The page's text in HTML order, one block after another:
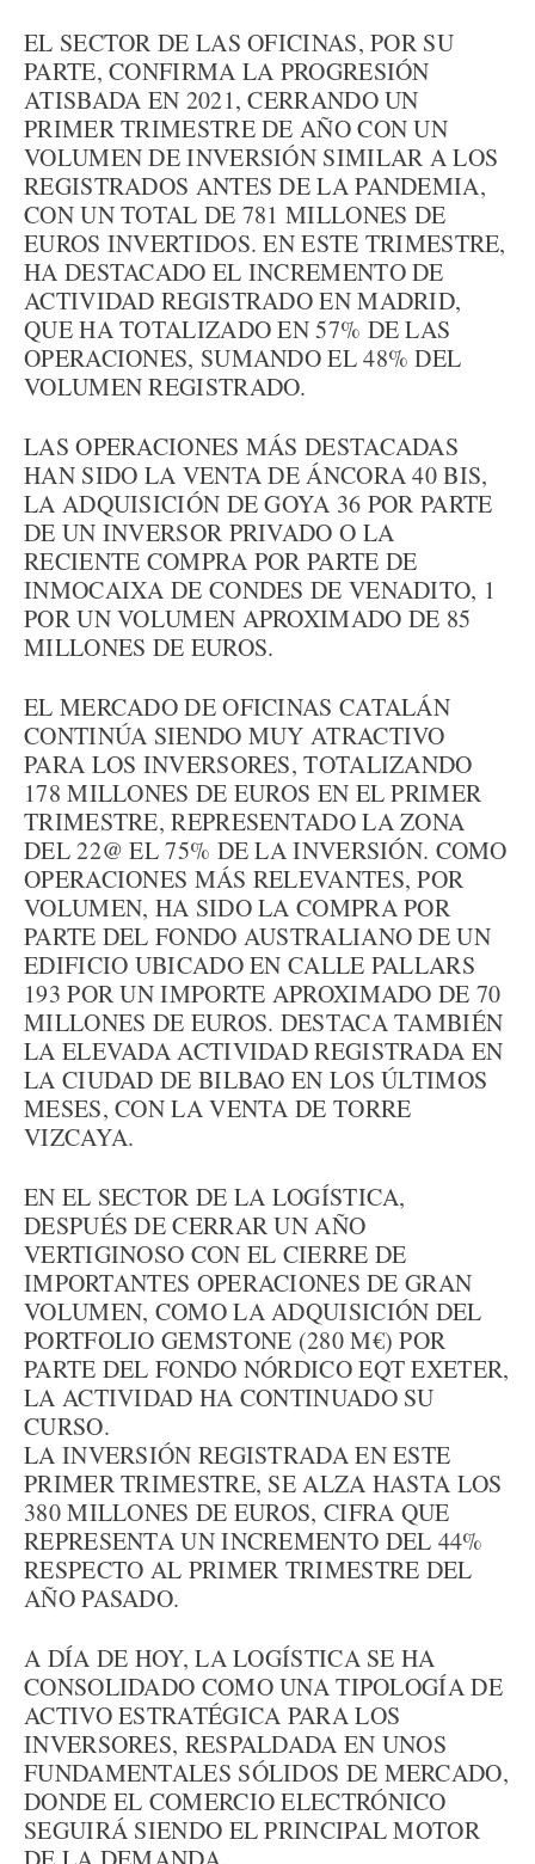
EL SECTOR DE LAS OFICINAS, POR SU
PARTE, CONFIRMA LA PROGRESIÓN
ATISBADA EN 2021, CERRANDO UN
PRIMER TRIMESTRE DE AÑO CON UN
VOLUMEN DE INVERSIÓN SIMILAR A LOS
REGISTRADOS ANTES DE LA PANDEMIA,
CON UN TOTAL DE 781 MILLONES DE
EUROS INVERTIDOS. EN ESTE TRIMESTRE,
HA DESTACADO EL INCREMENTO DE
ACTIVIDAD REGISTRADO EN MADRID,
QUE HA TOTALIZADO EN 57% DE LAS
OPERACIONES, SUMANDO EL 48% DEL
VOLUMEN REGISTRADO.
LAS OPERACIONES MÁS DESTACADAS
HAN SIDO LA VENTA DE ÁNCORA 40 BIS,
LA ADQUISICIÓN DE GOYA 36 POR PARTE
DE UN INVERSOR PRIVADO O LA
RECIENTE COMPRA POR PARTE DE
INMOCAIXA DE CONDES DE VENADITO, 1
POR UN VOLUMEN APROXIMADO DE 85
MILLONES DE EUROS.
EL MERCADO DE OFICINAS CATALÁN
CONTINÚA SIENDO MUY ATRACTIVO
PARA LOS INVERSORES, TOTALIZANDO
178 MILLONES DE EUROS EN EL PRIMER
TRIMESTRE, REPRESENTADO LA ZONA
DEL 22@ EL 75% DE LA INVERSIÓN. COMO
OPERACIONES MÁS RELEVANTES, POR
VOLUMEN, HA SIDO LA COMPRA POR
PARTE DEL FONDO AUSTRALIANO DE UN
EDIFICIO UBICADO EN CALLE PALLARS
193 POR UN IMPORTE APROXIMADO DE 70
MILLONES DE EUROS. DESTACA TAMBIÉN
LA ELEVADA ACTIVIDAD REGISTRADA EN
LA CIUDAD DE BILBAO EN LOS ÚLTIMOS
MESES, CON LA VENTA DE TORRE
VIZCAYA.
EN EL SECTOR DE LA LOGÍSTICA,
DESPUÉS DE CERRAR UN AÑO
VERTIGINOSO CON EL CIERRE DE
IMPORTANTES OPERACIONES DE GRAN
VOLUMEN, COMO LA ADQUISICIÓN DEL
PORTFOLIO GEMSTONE (280 M€) POR
PARTE DEL FONDO NÓRDICO EQT EXETER,
LA ACTIVIDAD HA CONTINUADO SU
CURSO.
LA INVERSIÓN REGISTRADA EN ESTE
PRIMER TRIMESTRE, SE ALZA HASTA LOS
380 MILLONES DE EUROS, CIFRA QUE
REPRESENTA UN INCREMENTO DEL 44%
RESPECTO AL PRIMER TRIMESTRE DEL
AÑO PASADO.
A DÍA DE HOY, LA LOGÍSTICA SE HA
CONSOLIDADO COMO UNA TIPOLOGÍA DE
ACTIVO ESTRATÉGICA PARA LOS
INVERSORES, RESPALDADA EN UNOS
FUNDAMENTALES SÓLIDOS DE MERCADO,
DONDE EL COMERCIO ELECTRÓNICO
SEGUIRÁ SIENDO EL PRINCIPAL MOTOR